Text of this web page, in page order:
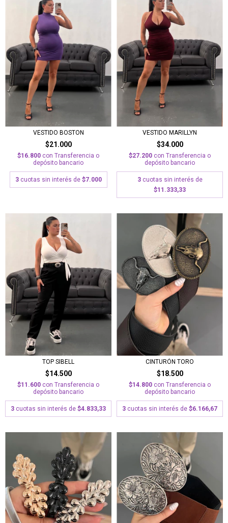
VESTIDO BOSTON
$21.000
$16.800 con Transferencia o
depósito bancario
3 cuotas sin interés de $7.000
VESTIDO MARILLYN
$34.000
$27.200 con Transferencia o
depósito bancario
3 cuotas sin interés de
$11.333,33
TOP SIBELL
$14.500
$11.600 con Transferencia o
depósito bancario
3 cuotas sin interés de $4.833,33
CINTURÓN TORO
$18.500
$14.800 con Transferencia o
depósito bancario
3 cuotas sin interés de $6.166,67